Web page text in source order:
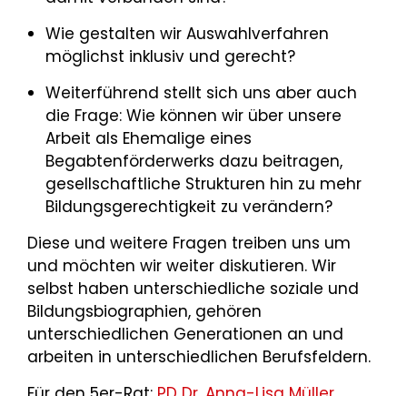
Wie gestalten wir Auswahlverfahren
möglichst inklusiv und gerecht?
Weiterführend stellt sich uns aber auch
die Frage: Wie können wir über unsere
Arbeit als Ehemalige eines
Begabtenförderwerks dazu beitragen,
gesellschaftliche Strukturen hin zu mehr
Bildungsgerechtigkeit zu verändern?
Diese und weitere Fragen treiben uns um
und möchten wir weiter diskutieren. Wir
selbst haben unterschiedliche soziale und
Bildungsbiographien, gehören
unterschiedlichen Generationen an und
arbeiten in unterschiedlichen Berufsfeldern.